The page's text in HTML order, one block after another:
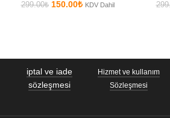
299.00₺ 150.00₺ KDV Dahil
iptal ve iade
sözleşmesi
Hizmet ve kullanım
Sözleşmesi